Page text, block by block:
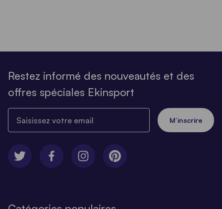
Restez informé des nouveautés et des
offres spéciales Ekinsport
M’inscrire